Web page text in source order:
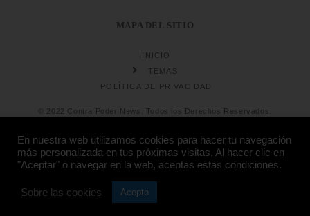
MAPA DEL SITIO
INICIO
TEMAS
POLÍTICA DE PRIVACIDAD
© 2022 Contra Poder News. Todos los Derechos Reservados.
Diseño web
En nuestra web utilizamos cookies para hacer tu navegación
más personalizada en tus próximas visitas. Al hacer clic en
"Aceptar" o navegar en la web, aceptas estas condiciones.
Sobre las cookies Acepto